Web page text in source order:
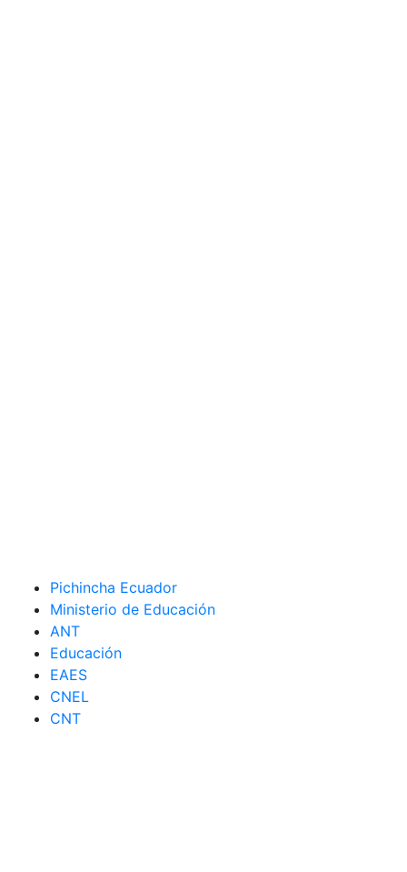
Pichincha Ecuador
Ministerio de Educación
ANT
Educación
EAES
CNEL
CNT